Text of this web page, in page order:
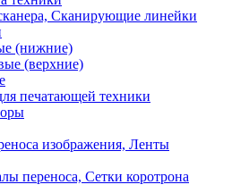
Сканирующие линейки
(нижние)
(верхние)
печатающей техники
изображения, Ленты
переноса, Сетки коротрона